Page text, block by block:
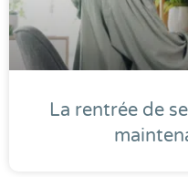
La rentrée de